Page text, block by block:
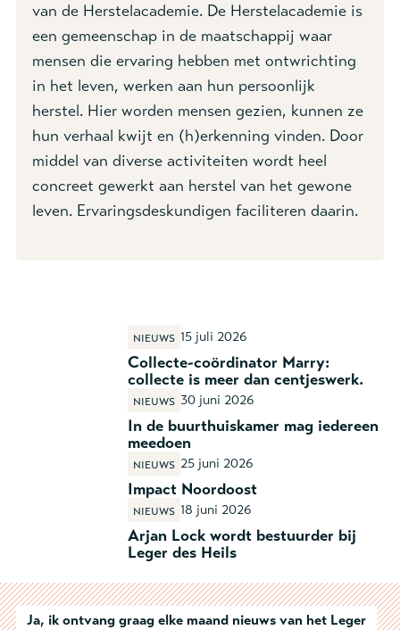
van de Herstelacademie. De Herstelacademie is
een gemeenschap in de maatschappij waar
mensen die ervaring hebben met ontwrichting
in het leven, werken aan hun persoonlijk
herstel. Hier worden mensen gezien, kunnen ze
hun verhaal kwijt en (h)erkenning vinden. Door
middel van diverse activiteiten wordt heel
concreet gewerkt aan herstel van het gewone
leven. Ervaringsdeskundigen faciliteren daarin.
Collecte-coördinator Marry:
collecte is meer dan centjeswerk.
Nieuws 15 juli 2026
In de buurthuiskamer mag iedereen
meedoen
Nieuws 30 juni 2026
Impact Noordoost
Nieuws 25 juni 2026
Arjan Lock wordt bestuurder bij
Leger des Heils
Nieuws 18 juni 2026
Ja, ik ontvang graag elke maand nieuws van het Leger